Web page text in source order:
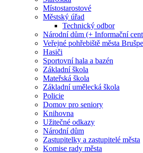
Místostarostové
Městský úřad
Technický odbor
Národní dům (+ Informační
Veřejné pohřebiště města
Hasiči
Sportovní hala a bazén
Základní škola
Mateřská škola
Základní umělecká škola
Policie
Domov pro seniory
Knihovna
Užitečné odkazy
Národní dům
Zastupitelky a zastupitelé města
Komise rady města